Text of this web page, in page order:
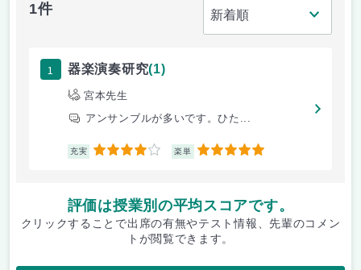
1件
1 器楽演奏研究(1)
宮本先生
アンサンブルが多いです。ひた...
充実 4 楽単 5
評価は授業別の平均スコアです。
クリックすることで出席の有無やテスト情報、先輩のコメン
トが閲覧できます。